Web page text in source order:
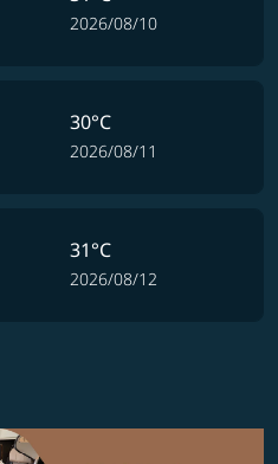
2026/08/10
30°C
2026/08/11
31°C
2026/08/12